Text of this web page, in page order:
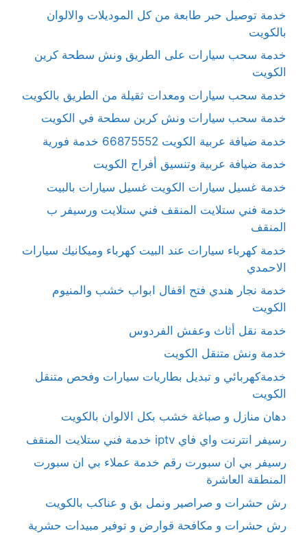
خدمة توصيل حبر طابعة من كل الموديلات والالوان
بالكويت
خدمة سحب سيارات على الطريق ونش سطحة كرين
الكويت
خدمة سحب سيارات ومعدات ثقيلة من الطريق بالكويت
خدمة سحب سيارات ونش كرين سطحة في الكويت
خدمة ضيافة عربية الكويت 66875552 خدمة فورية
خدمة ضيافة عربية وتنسيق أفراح الكويت
خدمة غسيل سيارات الكويت غسيل سيارات بالبيت
خدمة فني ستلايت المنقف فني ستلايت ورسيفر ب
المنقف
خدمة كهرباء سيارات عند البيت كهرباء وميكانيك سيارات
الاحمدي
خدمة نجار هندي فتح اقفال ابواب خشب والمنيوم
الكويت
خدمة نقل أثاث وعفش الفردوس
خدمة ونش متنقل الكويت
خدمةكهربائي و تبديل بطاريات سيارات وفحص متنقل
الكويت
دهان منازل و صباغة خشب بكل الالوان بالكويت
رسيفر انترنت واي فاي iptv خدمة فني ستلايت المنقف
رسيفر بي ان سبورت رقم خدمة عملاء بي ان سبورت
المنطقة العاشرة
رش حشرات و صراصير ونمل بق و عناكب بالكويت
رش حشرات و مكافحة قوارض و توفير مبيدات حشرية